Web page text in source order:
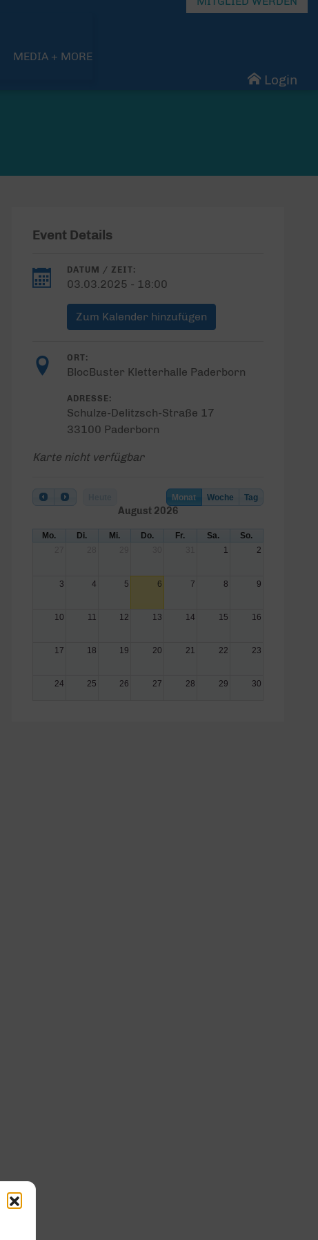
MEDIA + MORE
Login
Event Details
DATUM / ZEIT:
03.03.2025 - 18:00
Zum Kalender hinzufügen
ORT:
BlocBuster Kletterhalle Paderborn
ADRESSE:
Schulze-Delitzsch-Straße 17
33100 Paderborn
Karte nicht verfügbar
Monat Woche Tag
August 2026
Mo. Di. Mi. Do. Fr. Sa.
So.
1 2
3 4 5 6 7 8 9
10 11 12 13 14 15 16
17 18 19 20 21 22 23
24 25 26 27 28 29 30